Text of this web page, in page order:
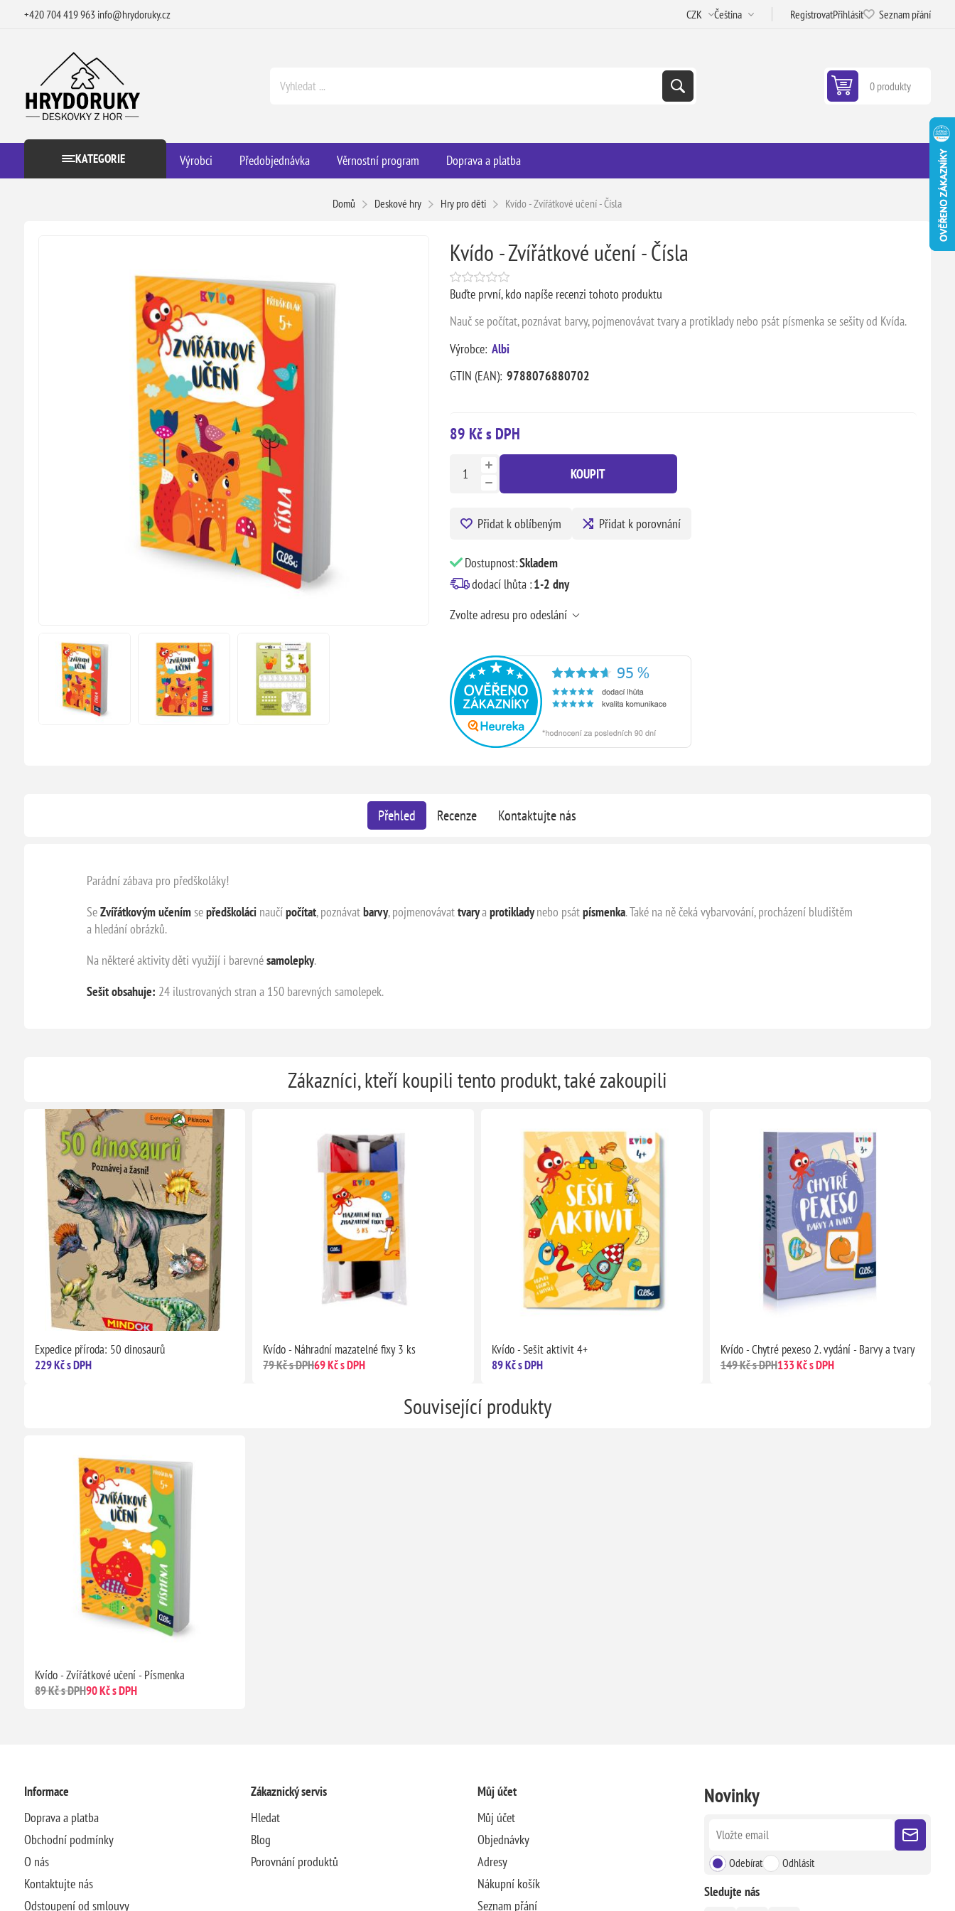
+420 704 419 963 info@hrydoruky.cz RegistrovatPřihlásit Seznam přání
0 produkty
KATEGORIE Výrobci Předobjednávka Věrnostní program Doprava a platba
Domů Deskové hry Hry pro děti Kvído - Zvířátkové učení - Čísla
Kvído - Zvířátkové učení - Čísla
Buďte první, kdo napíše recenzi tohoto produktu
Nauč se počítat, poznávat barvy, pojmenovávat tvary a protiklady nebo psát písmenka se sešity od Kvída.
Výrobce: Albi
GTIN (EAN): 9788076880702
89 Kč s DPH
KOUPIT
Přidat k oblíbeným Přidat k porovnání
Dostupnost:Skladem
dodací lhůta :1-2 dny
Zvolte adresu pro odeslání
Přehled Recenze Kontaktujte nás
Parádní zábava pro předškoláky!
SeZvířátkovým učenímsepředškoláci naučípočítat, poznávatbarvy, pojmenovávattvaryaprotikladynebo psátpísmenka. Také na ně čeká vybarvování, procházení bludištěm
a hledání obrázků.
Na některé aktivity děti využijí i barevnésamolepky.
Sešit obsahuje: 24 ilustrovaných stran a 150 barevných samolepek.
Zákazníci, kteří koupili tento produkt, také zakoupili
Expedice příroda: 50 dinosaurů
229 Kč s DPH
Kvído - Náhradní mazatelné fixy 3 ks
79 Kč s DPH69 Kč s DPH
Kvído - Sešit aktivit 4+
89 Kč s DPH
Kvído - Chytré pexeso 2. vydání - Barvy a tvary
149 Kč s DPH133 Kč s DPH
Související produkty
Kvído - Zvířátkové učení - Písmenka
89 Kč s DPH90 Kč s DPH
Informace
Doprava a platba
Obchodní podmínky
O nás
Kontaktujte nás
Odstoupení od smlouvy
Zákaznický servis
Hledat
Blog
Porovnání produktů
Můj účet
Můj účet
Objednávky
Adresy
Nákupní košík
Seznam přání
Novinky
Odebírat Odhlásit
Sledujte nás